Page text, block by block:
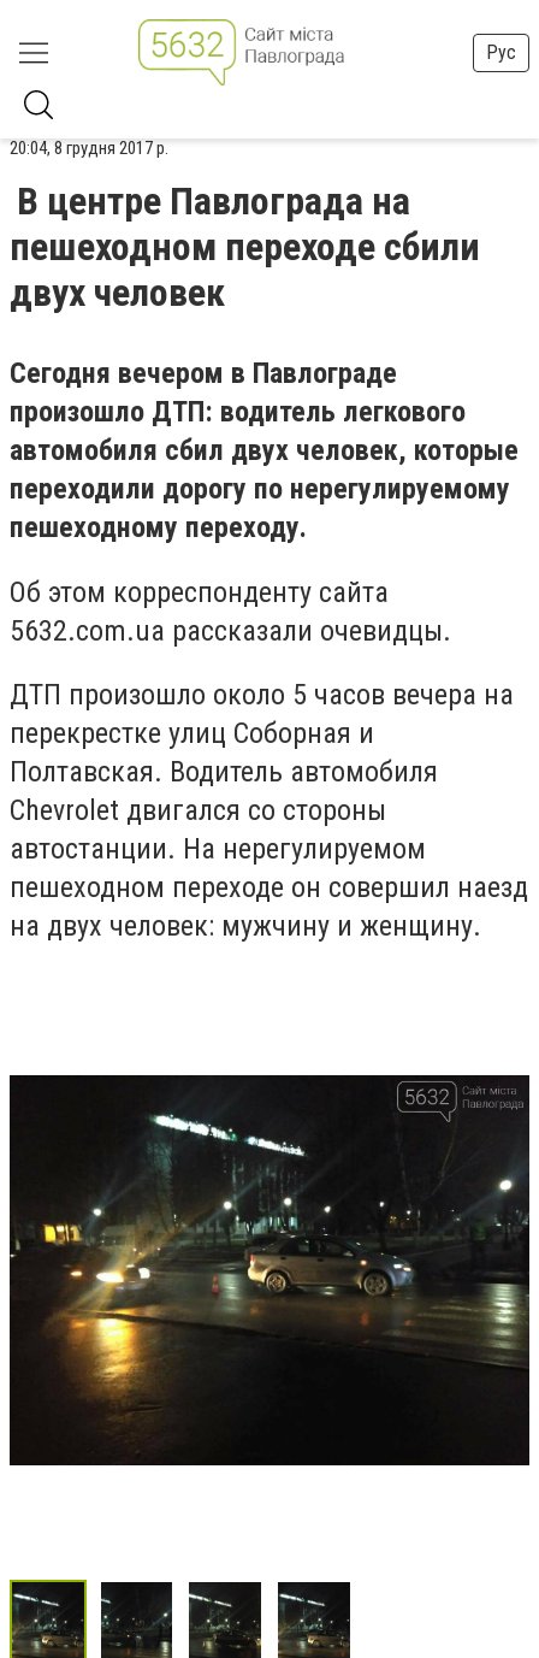
Рус
20:04, 8 грудня 2017 р.
В центре Павлограда на
пешеходном переходе сбили
двух человек
Сегодня вечером в Павлограде
произошло ДТП: водитель легкового
автомобиля сбил двух человек, которые
переходили дорогу по нерегулируемому
пешеходному переходу.
Об этом корреспонденту сайта
5632.com.ua рассказали очевидцы.
ДТП произошло около 5 часов вечера на
перекрестке улиц Соборная и
Полтавская. Водитель автомобиля
Chevrolet двигался со стороны
автостанции. На нерегулируемом
пешеходном переходе он совершил наезд
на двух человек: мужчину и женщину.